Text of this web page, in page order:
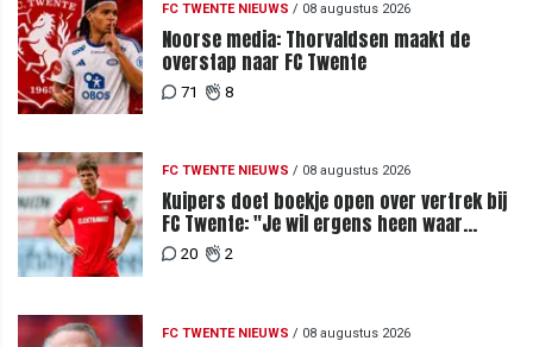
FC TWENTE NIEUWS / 08 augustus 2026
Noorse media: Thorvaldsen maakt de
overstap naar FC Twente
71 8
FC TWENTE NIEUWS / 08 augustus 2026
Kuipers doet boekje open over vertrek bij
FC Twente: "Je wil ergens heen waar
mensen je waarderen"
20 2
FC TWENTE NIEUWS / 08 augustus 2026